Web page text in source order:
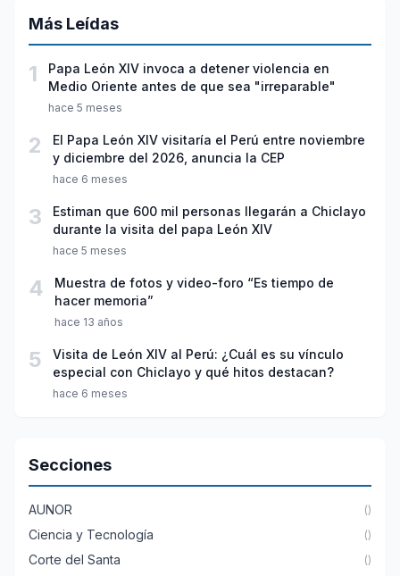
Más Leídas
1
Papa León XIV invoca a detener violencia en
Medio Oriente antes de que sea "irreparable"
hace 5 meses
2
El Papa León XIV visitaría el Perú entre noviembre
y diciembre del 2026, anuncia la CEP
hace 6 meses
3
Estiman que 600 mil personas llegarán a Chiclayo
durante la visita del papa León XIV
hace 5 meses
4
Muestra de fotos y video-foro “Es tiempo de
hacer memoria”
hace 13 años
5
Visita de León XIV al Perú: ¿Cuál es su vínculo
especial con Chiclayo y qué hitos destacan?
hace 6 meses
Secciones
AUNOR ()
Ciencia y Tecnología ()
Corte del Santa ()